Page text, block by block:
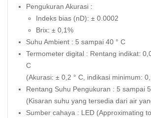
Pengukuran Akurasi :
Indeks bias (nD): ± 0.0002
Brix: ± 0,1%
Suhu Ambient : 5 sampai 40 ° C
Termometer digital : Rentang indikat:
C
(Akurasi: ± 0,2 ° C, indikasi minimum:
Rentang Suhu Pengukuran : 5 sampai
(Kisaran suhu yang tersedia dari air
Sumber cahaya : LED (Approximating